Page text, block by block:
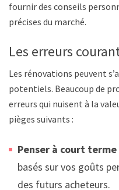
fournir des conseils
précises du marché.
Les erreurs
Les rénovations peuvent
potentiels. Beaucoup de
erreurs qui nuisent à la
pièges suivants :
Penser à court terme
basés sur vos goûts
des futurs acheteurs.